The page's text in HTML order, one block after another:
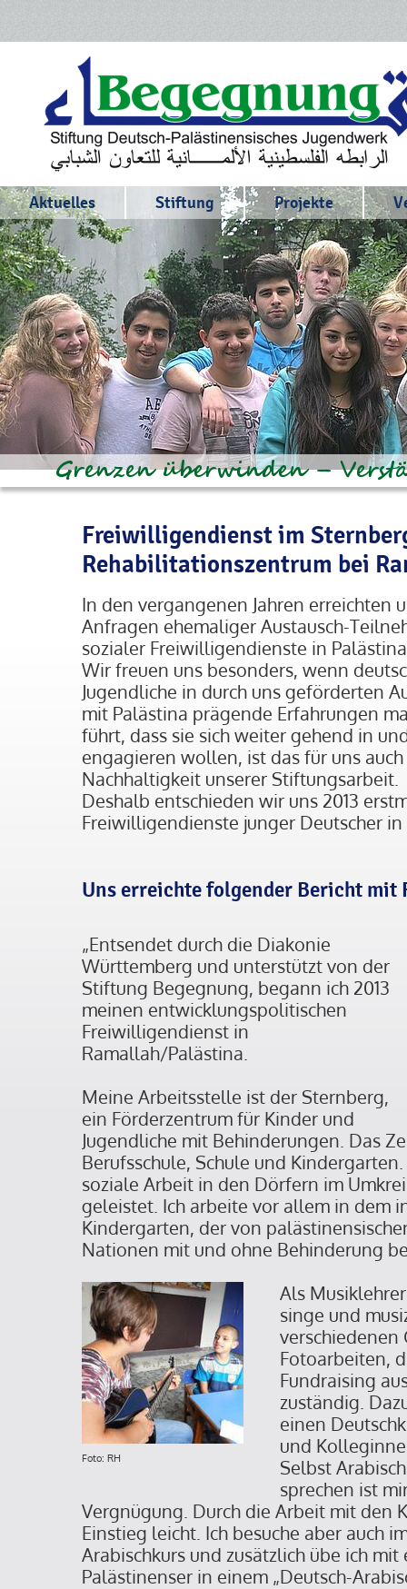
Aktuelles Stiftung Projekte
Freiwilligendienst im
Rehabilitationszentrum bei
In den vergangenen Jahren erreichten
Anfragen ehemaliger Austausch-
sozialer Freiwilligendienste in
Wir freuen uns besonders, wenn
Jugendliche in durch uns geförderten
mit Palästina prägende Erfahrungen
führt, dass sie sich weiter gehend in
engagieren wollen, ist das für uns
Nachhaltigkeit unserer Stiftungsarbeit.
Deshalb entschieden wir uns 2013
Freiwilligendienste junger Deutscher
Uns erreichte folgender Bericht mit
„Entsendet durch die Diakonie
Württemberg und unterstützt von der
Stiftung Begegnung, begann ich 2013
meinen entwicklungspolitischen
Freiwilligendienst in
Ramallah/Palästina.
Meine Arbeitsstelle ist der Sternberg,
ein Förderzentrum für Kinder und
Jugendliche mit Behinderungen. Das
Berufsschule, Schule und
soziale Arbeit in den Dörfern im
geleistet. Ich arbeite vor allem in dem
Kindergarten, der von
Nationen mit und ohne Behinderung
Foto: RH
Als
singe und
verschiedenen
Fotoarbeiten,
Fundraising
zuständig.
einen
und
Selbst
sprechen ist
Vergnügung. Durch die Arbeit mit den
Einstieg leicht. Ich besuche aber auch
Arabischkurs und zusätzlich übe ich
Palästinenser in einem „Deutsch-